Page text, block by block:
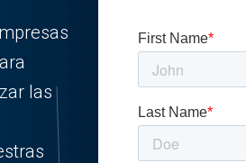
las